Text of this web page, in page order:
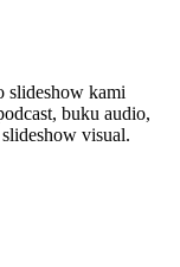
slideshow kami
buku audio,
visual.